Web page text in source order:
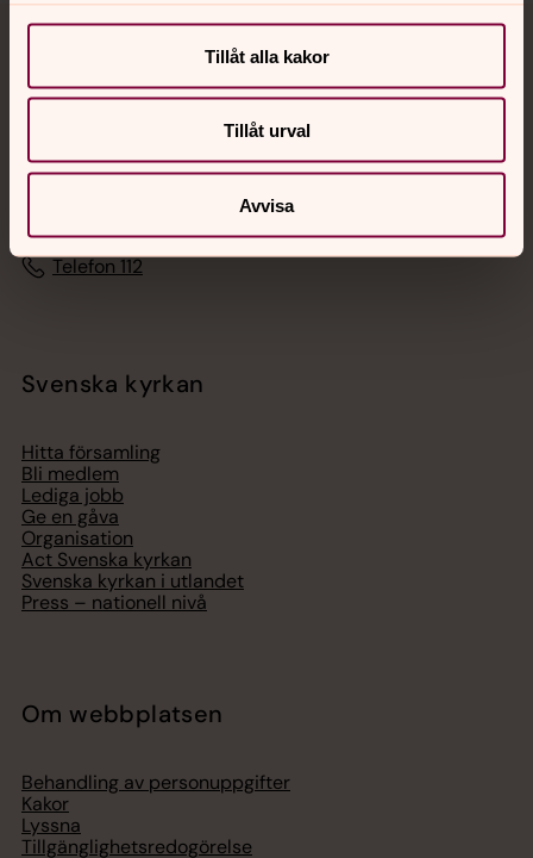
Tillåt alla kakor
Tillåt urval
Avvisa
Jourhavande präst
med en präst på kvällar och nätter.
Digitalt brev
Telefon 112
Svenska kyrkan
Hitta församling
Bli medlem
Lediga jobb
Ge en gåva
Organisation
Act Svenska kyrkan
Svenska kyrkan i utlandet
Press – nationell nivå
Om webbplatsen
Behandling av personuppgifter
Kakor
Lyssna
Tillgänglighetsredogörelse